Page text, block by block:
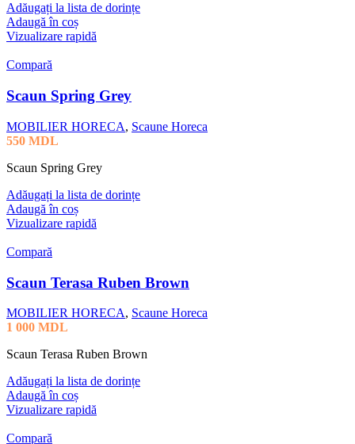
Adăugați la lista de dorințe
Adaugă în coș
Vizualizare rapidă
Compară
Scaun Spring Grey
MOBILIER HORECA, Scaune Horeca
550 MDL
Scaun Spring Grey
Adăugați la lista de dorințe
Adaugă în coș
Vizualizare rapidă
Compară
Scaun Terasa Ruben Brown
MOBILIER HORECA, Scaune Horeca
1 000 MDL
Scaun Terasa Ruben Brown
Adăugați la lista de dorințe
Adaugă în coș
Vizualizare rapidă
Compară